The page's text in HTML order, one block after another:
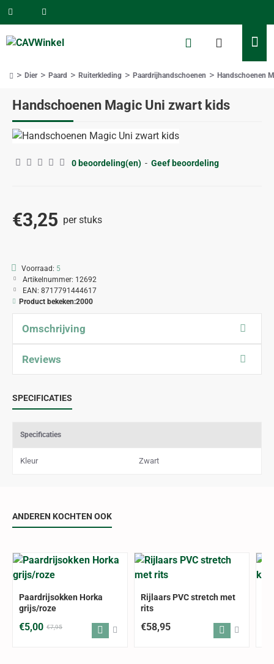
Handschoenen Magic Uni zwart kids
Dier Paard Ruiterkleding Paardrijhandschoenen Handschoenen
0 beoordeling(en) - Geef beoordeling
€3,25 per stuks
Voorraad: 5
Artikelnummer: 12692
EAN: 8717791444617
Product bekeken:2000
Omschrijving
Reviews
SPECIFICATIES
Specificaties
Kleur Zwart
ANDEREN KOCHTEN OOK
Paardrijsokken Horka
grijs/roze
€5,00 €7,95
Rijlaars PVC stretch met
rits
€58,95